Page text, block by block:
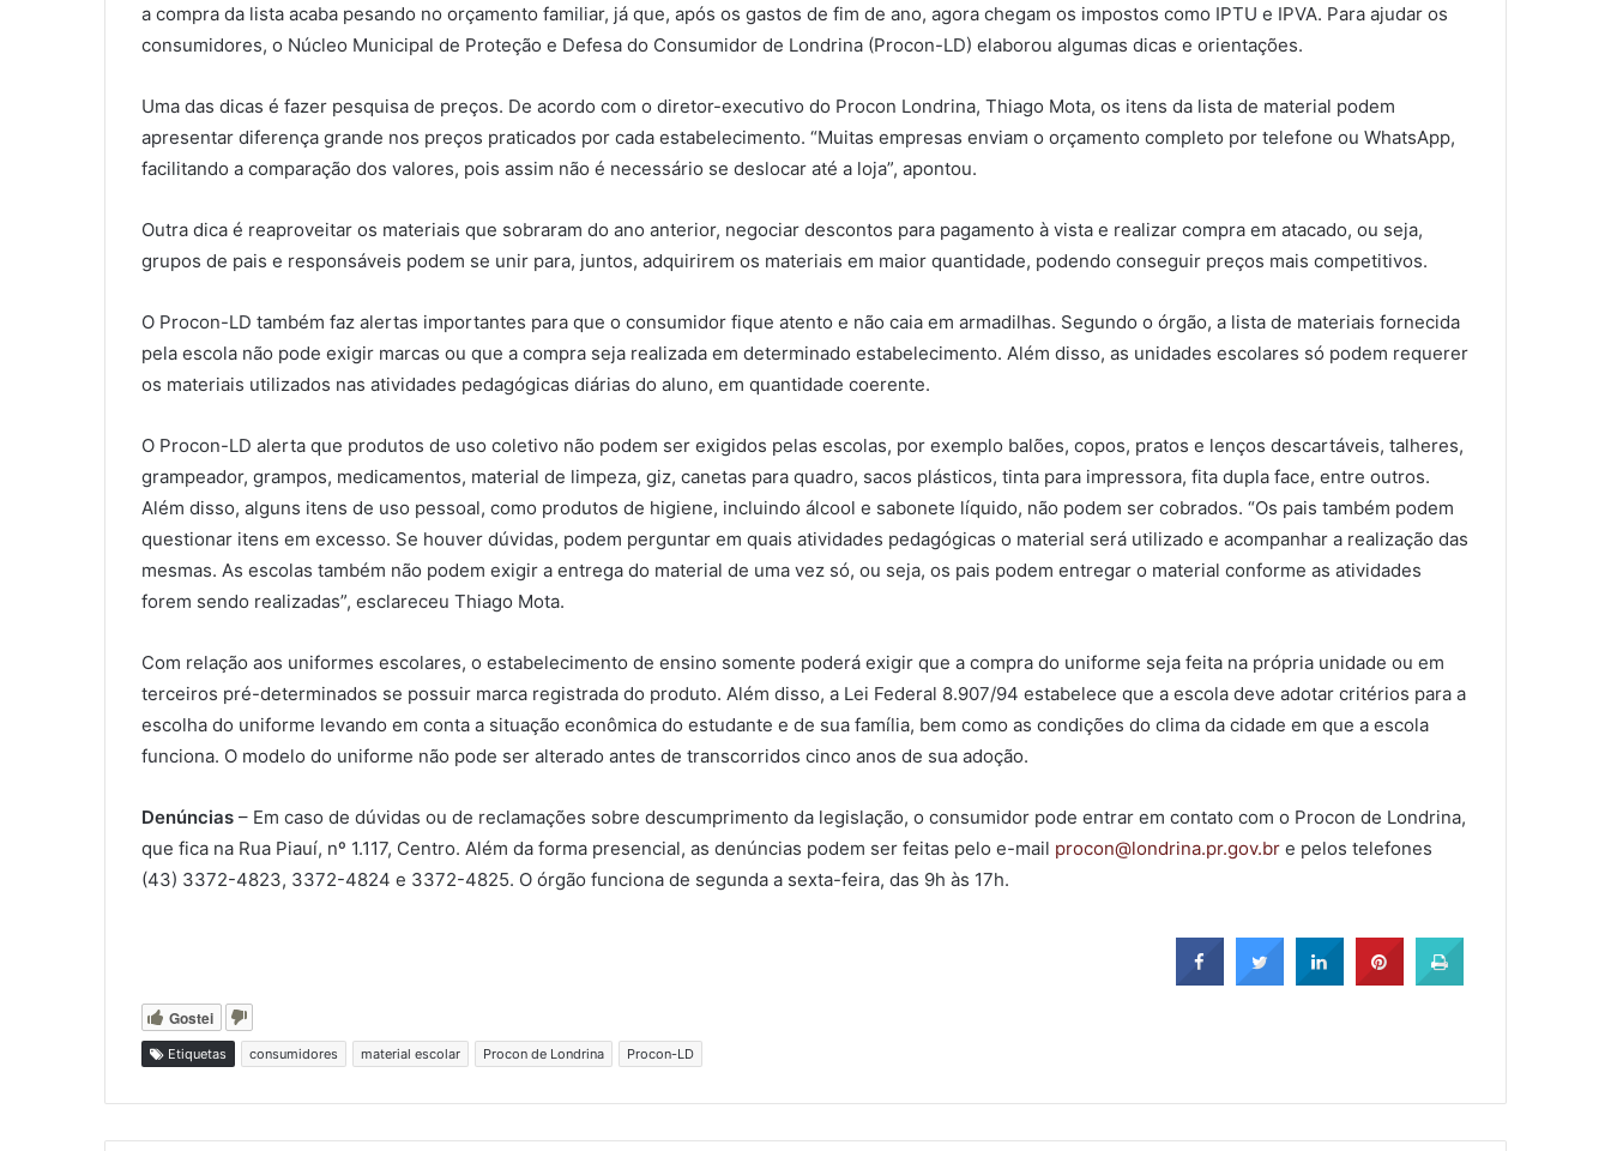
a compra da lista acaba pesando no orçamento familiar, já que, após os gastos de fim de ano, agora chegam os impostos como IPTU e IPVA. Para ajudar os
consumidores, o Núcleo Municipal de Proteção e Defesa do Consumidor de Londrina (Procon-LD) elaborou algumas dicas e orientações.
Uma das dicas é fazer pesquisa de preços. De acordo com o diretor-executivo do Procon Londrina, Thiago Mota, os itens da lista de material podem
apresentar diferença grande nos preços praticados por cada estabelecimento. “Muitas empresas enviam o orçamento completo por telefone ou WhatsApp,
facilitando a comparação dos valores, pois assim não é necessário se deslocar até a loja”, apontou.
Outra dica é reaproveitar os materiais que sobraram do ano anterior, negociar descontos para pagamento à vista e realizar compra em atacado, ou seja,
grupos de pais e responsáveis podem se unir para, juntos, adquirirem os materiais em maior quantidade, podendo conseguir preços mais competitivos.
O Procon-LD também faz alertas importantes para que o consumidor fique atento e não caia em armadilhas. Segundo o órgão, a lista de materiais fornecida
pela escola não pode exigir marcas ou que a compra seja realizada em determinado estabelecimento. Além disso, as unidades escolares só podem requerer
os materiais utilizados nas atividades pedagógicas diárias do aluno, em quantidade coerente.
O Procon-LD alerta que produtos de uso coletivo não podem ser exigidos pelas escolas, por exemplo balões, copos, pratos e lenços descartáveis, talheres,
grampeador, grampos, medicamentos, material de limpeza, giz, canetas para quadro, sacos plásticos, tinta para impressora, fita dupla face, entre outros.
Além disso, alguns itens de uso pessoal, como produtos de higiene, incluindo álcool e sabonete líquido, não podem ser cobrados. “Os pais também podem
questionar itens em excesso. Se houver dúvidas, podem perguntar em quais atividades pedagógicas o material será utilizado e acompanhar a realização das
mesmas. As escolas também não podem exigir a entrega do material de uma vez só, ou seja, os pais podem entregar o material conforme as atividades
forem sendo realizadas”, esclareceu Thiago Mota.
Com relação aos uniformes escolares, o estabelecimento de ensino somente poderá exigir que a compra do uniforme seja feita na própria unidade ou em
terceiros pré-determinados se possuir marca registrada do produto. Além disso, a Lei Federal 8.907/94 estabelece que a escola deve adotar critérios para a
escolha do uniforme levando em conta a situação econômica do estudante e de sua família, bem como as condições do clima da cidade em que a escola
funciona. O modelo do uniforme não pode ser alterado antes de transcorridos cinco anos de sua adoção.
Denúncias – Em caso de dúvidas ou de reclamações sobre descumprimento da legislação, o consumidor pode entrar em contato com o Procon de Londrina,
que fica na Rua Piauí, nº 1.117, Centro. Além da forma presencial, as denúncias podem ser feitas pelo e-mail procon@londrina.pr.gov.br e pelos telefones
(43) 3372-4823, 3372-4824 e 3372-4825. O órgão funciona de segunda a sexta-feira, das 9h às 17h.
Gostei
Etiquetas consumidores material escolar Procon de Londrina Procon-LD